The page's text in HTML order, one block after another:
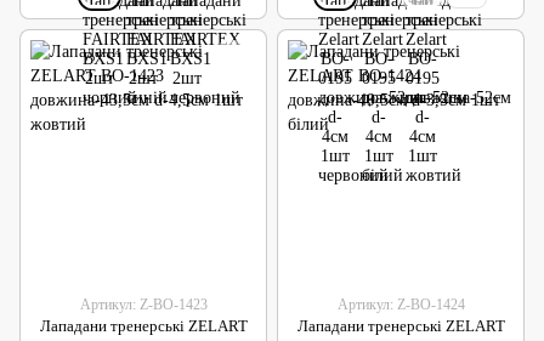
Артикул: Z-BO-1423
Лападани тренерські ZELART
Артикул: Z-BO-1424
Лападани тренерські ZELART